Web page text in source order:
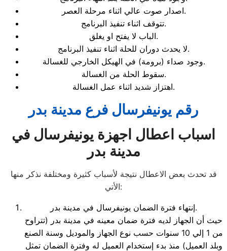
اصدار صوت عالي اثناء مرحلة العصر.
تتوقف اثناء تنفيذ البرنامج.
الباب لا يفتح او يغلق.
لا يحدث دوران للحلة اثناء تنفيذ البرنامج.
وجود صداء (برومة) في الهيكل الخارجي للغسالة.
سقوط الحلة من الغسالة.
اهتزاز شديد اثناء عمل الغسالة.
رقم يونيفرسال فرع مدينة بدر
اسباب اعطال اجهزة يونيفرسال في
مدينة بدر
قد تحدث بعض الاعطال نتيجة لأسباب كثيرة ومختلفة نذكر منها
الأتي:
إنتهاء فترة الضمان يونيفرسال في مدينة بدر.
حيث أن الجهاز لديه فترة ضمان معينه في مدينة بدر (تتراوح
من 1 إلي 10 سنوات حسب نوع الجهاز والموديل وسنة الصنع
وبلد العميل) منذ بدء إستخدام العميل له وفترة الضمان تمثل